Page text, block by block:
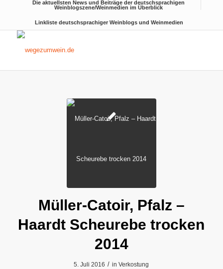
Die aktuellsten News und Beiträge der deutschsprachigen
Weinblogszene/Weinmedien im Überblick
Linkliste deutschsprachiger Weinblogs und Weinmedien
Müller-Catoir, Pfalz –
Haardt Scheurebe trocken
2014
5. Juli 2016 / inVerkostung